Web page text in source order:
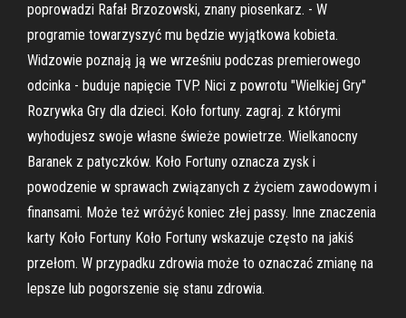
poprowadzi Rafał Brzozowski, znany piosenkarz. - W
programie towarzyszyć mu będzie wyjątkowa kobieta.
Widzowie poznają ją we wrześniu podczas premierowego
odcinka - buduje napięcie TVP. Nici z powrotu "Wielkiej Gry"
Rozrywka Gry dla dzieci. Koło fortuny. zagraj. z którymi
wyhodujesz swoje własne świeże powietrze. Wielkanocny
Baranek z patyczków. Koło Fortuny oznacza zysk i
powodzenie w sprawach związanych z życiem zawodowym i
finansami. Może też wróżyć koniec złej passy. Inne znaczenia
karty Koło Fortuny Koło Fortuny wskazuje często na jakiś
przełom. W przypadku zdrowia może to oznaczać zmianę na
lepsze lub pogorszenie się stanu zdrowia.